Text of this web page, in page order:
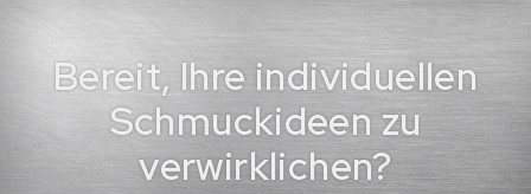
Bereit, Ihre individuellen
Schmuckideen zu
verwirklichen?